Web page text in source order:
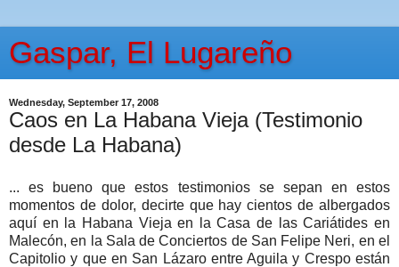
Gaspar, El Lugareño
Wednesday, September 17, 2008
Caos en La Habana Vieja (Testimonio
desde La Habana)
... es bueno que estos testimonios se sepan en estos
momentos de dolor, decirte que hay cientos de albergados
aquí en la Habana Vieja en la Casa de las Cariátides en
Malecón, en la Sala de Conciertos de San Felipe Neri, en el
Capitolio y que en San Lázaro entre Aguila y Crespo están